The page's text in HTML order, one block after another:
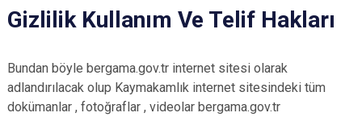
Beydağ
Çeşme
Çiğli
Karşıyaka
Kiraz
Konak
Selçuk
Urla
Bayraklı
Gizlilik Kullanım Ve Telif Hakları
Bundan böyle bergama.gov.tr internet sitesi olarak
adlandırılacak olup Kaymakamlık internet sitesindeki tüm
dokümanlar , fotoğraflar , videolar bergama.gov.tr